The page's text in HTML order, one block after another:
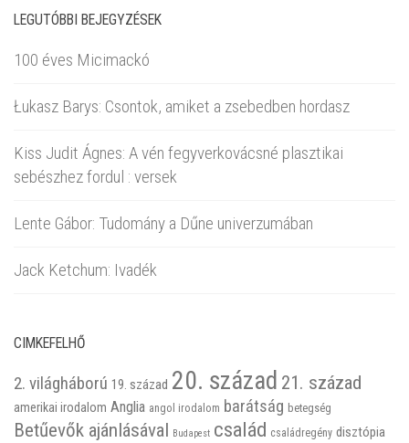
LEGUTÓBBI BEJEGYZÉSEK
100 éves Micimackó
Łukasz Barys: Csontok, amiket a zsebedben hordasz
Kiss Judit Ágnes: A vén fegyverkovácsné plasztikai
sebészhez fordul : versek
Lente Gábor: Tudomány a Dűne univerzumában
Jack Ketchum: Ivadék
CIMKEFELHŐ
2. világháború 19. század 20. század 21. század
amerikai irodalom Anglia angol irodalom barátság betegség
Betűevők ajánlásával Budapest család családregény disztópia